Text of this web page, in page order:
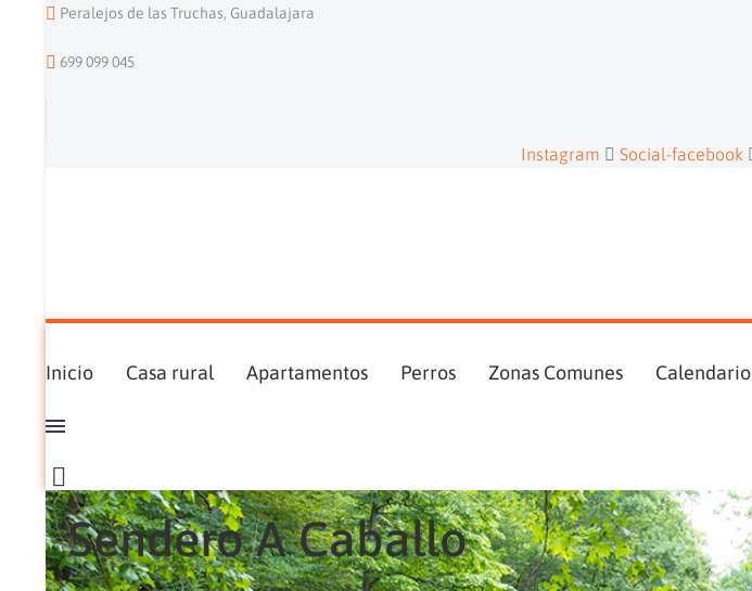
Peralejos de las Truchas, Guadalajara
699 099 045
Instagram Social-facebook
Inicio Casa rural Apartamentos Perros Zonas Comunes Calendario
Sendero A Caballo